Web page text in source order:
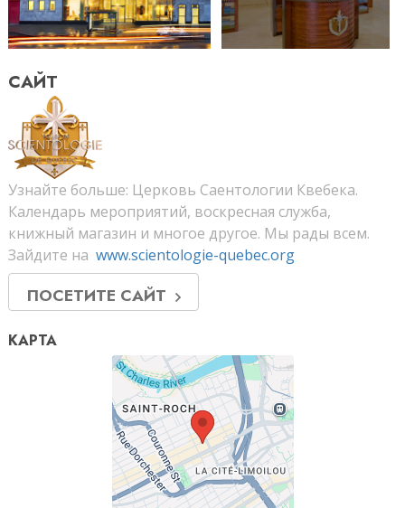
САЙТ
Узнайте больше: Церковь Саентологии Квебека.
Календарь мероприятий, воскресная служба,
книжный магазин и многое другое. Мы рады всем.
Зайдите на www.scientologie-quebec.org
ПОСЕТИТЕ САЙТ
КАРТА